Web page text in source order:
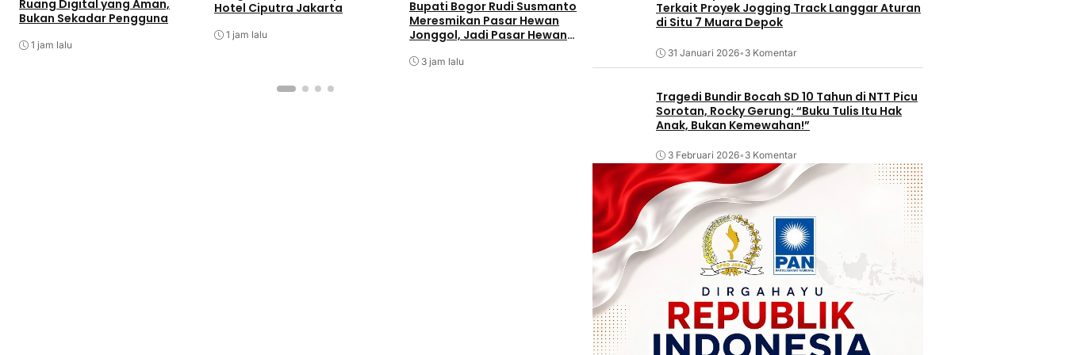
Ruang Digital yang Aman,
Bukan Sekadar Pengguna
1 jam lalu
Hotel Ciputra Jakarta
1 jam lalu
Bupati Bogor Rudi Susmanto
Meresmikan Pasar Hewan
Jonggol, Jadi Pasar Hewan
3 jam lalu
RI Momentum Perkuat
Kolaborasi Kemkomdigi
Mayat Janin Bayi di Tarogong
Terkait Proyek Jogging Track Langgar Aturan
di Situ 7 Muara Depok
31 Januari 2026• 3 Komentar
Tragedi Bundir Bocah SD 10 Tahun di NTT Picu
Sorotan, Rocky Gerung: “Buku Tulis Itu Hak
Anak, Bukan Kemewahan!”
3 Februari 2026• 3 Komentar